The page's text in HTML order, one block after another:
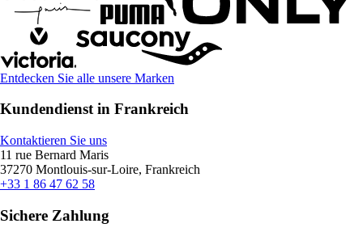
Entdecken Sie alle unsere Marken
Kundendienst in Frankreich
Kontaktieren Sie uns
11 rue Bernard Maris
37270 Montlouis-sur-Loire, Frankreich
+33 1 86 47 62 58
Sichere Zahlung